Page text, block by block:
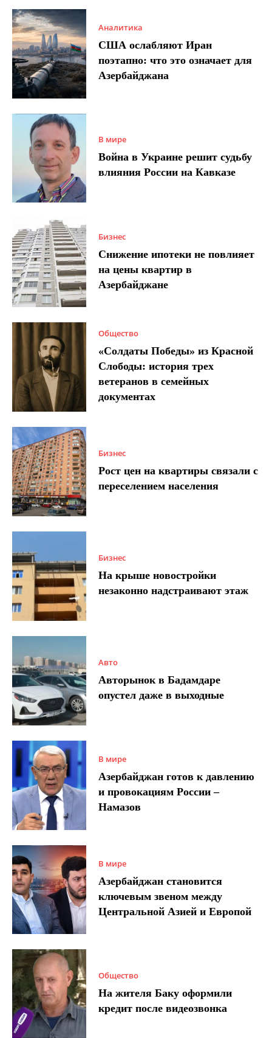
Аналитика
США ослабляют Иран
поэтапно: что это означает для
Азербайджана
В мире
Война в Украине решит судьбу
влияния России на Кавказе
Бизнес
Снижение ипотеки не повлияет
на цены квартир в
Азербайджане
Общество
«Солдаты Победы» из Красной
Слободы: история трех
ветеранов в семейных
документах
Бизнес
Рост цен на квартиры связали с
переселением населения
Бизнес
На крыше новостройки
незаконно надстраивают этаж
Авто
Авторынок в Бадамдаре
опустел даже в выходные
В мире
Азербайджан готов к давлению
и провокациям России –
Намазов
В мире
Азербайджан становится
ключевым звеном между
Центральной Азией и Европой
Общество
На жителя Баку оформили
кредит после видеозвонка